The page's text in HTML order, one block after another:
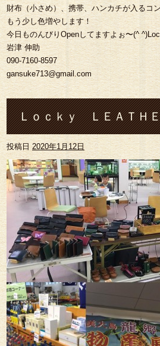
財布（小さめ）、携帯、ハンカチが入るコ
もう少し色増やします！
今日ものんびりOpenしてますよぉ〜(^
岩津 伸助
090-7160-8597
gansuke713@gmail.com
Ｌｏｃｋｙ ＬＥＡＴＨ
春財布#熊本#菊池市#七
ウォレット#コインケー
アクセサリー#バン グル
ッカー ウォレット#スイ
投稿日 2020年1月12日